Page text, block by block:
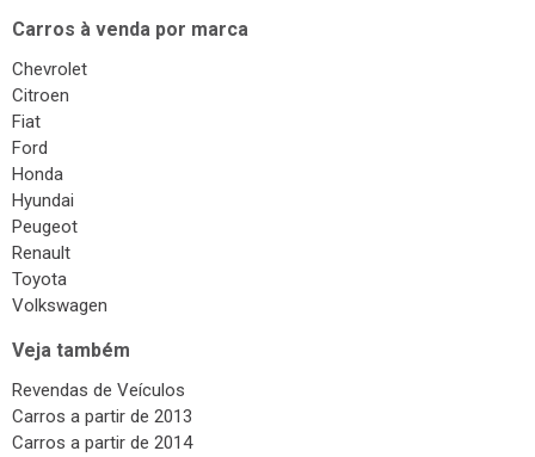
Carros à venda por marca
Chevrolet
Citroen
Fiat
Ford
Honda
Hyundai
Peugeot
Renault
Toyota
Volkswagen
Veja também
Revendas de Veículos
Carros a partir de 2013
Carros a partir de 2014